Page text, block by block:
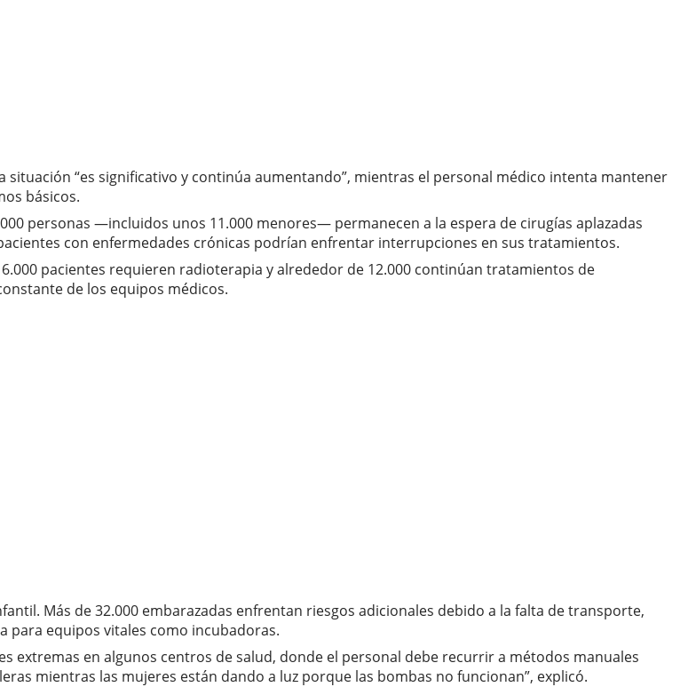
situación “es significativo y continúa aumentando”, mientras el personal médico intenta mantener
básicos.
personas —incluidos unos 11.000 menores— permanecen a la espera de cirugías aplazadas
con enfermedades crónicas podrían enfrentar interrupciones en sus tratamientos.
pacientes requieren radioterapia y alrededor de 12.000 continúan tratamientos de
de los equipos médicos.
Más de 32.000 embarazadas enfrentan riesgos adicionales debido a la falta de transporte,
para equipos vitales como incubadoras.
extremas en algunos centros de salud, donde el personal debe recurrir a métodos manuales
mientras las mujeres están dando a luz porque las bombas no funcionan”, explicó.